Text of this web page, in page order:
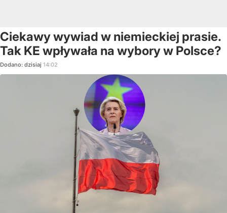
Ciekawy wywiad w niemieckiej prasie.
Tak KE wpływała na wybory w Polsce?
Dodano: dzisiaj 14:02